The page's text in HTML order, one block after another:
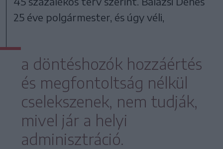
25 éve polgármester, és úgy véli,
a döntéshozók hozzáértés
és megfontoltság nélkül
cselekszenek, nem tudják,
mivel jár a helyi
adminisztráció.